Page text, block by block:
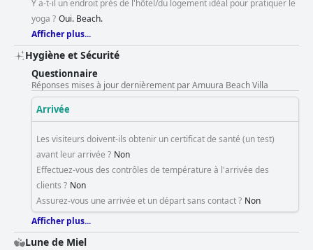
Y a-t-il un endroit près de l'hôtel/du logement idéal pour pratiquer le
yoga ? Oui. Beach.
Afficher plus...
Hygiène et Sécurité
Questionnaire
Réponses mises à jour dernièrement par Amuura Beach Villa
Arrivée
Les visiteurs doivent-ils obtenir un certificat de santé (un test)
avant leur arrivée ? Non
Effectuez-vous des contrôles de température à l'arrivée des
clients ? Non
Assurez-vous une arrivée et un départ sans contact ? Non
Afficher plus...
Lune de Miel